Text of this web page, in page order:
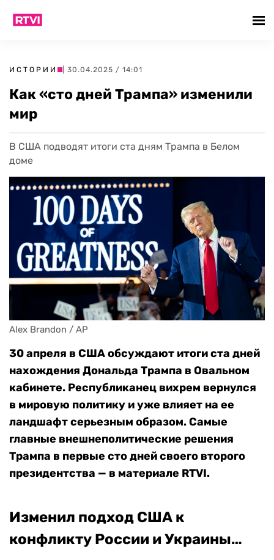
ИСТОРИИ | 30.04.2025 / 14:01
Как «сто дней Трампа» изменили
мир
В США подводят итоги ста дням Трампа в Белом
доме
Alex Brandon / AP
30 апреля в США обсуждают итоги ста дней
нахождения Дональда Трампа в Овальном
кабинете. Республиканец вихрем вернулся
в мировую политику и уже влияет на ее
ландшафт серьезным образом. Самые
главные внешнеполитические решения
Трампа в первые сто дней своего второго
президентства — в материале RTVI.
Изменил подход США к
конфликту России и Украины…